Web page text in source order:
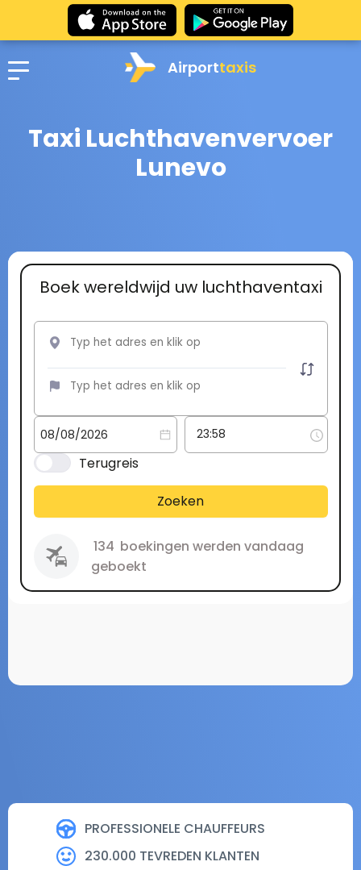
Airporttaxis
Taxi Luchthavenvervoer
Lunevo
PROFESSIONELE CHAUFFEURS
230.000 TEVREDEN KLANTEN
Boek wereldwijd uw luchthaventaxi
Terugreis
Zoeken
134 boekingen werden vandaag
geboekt